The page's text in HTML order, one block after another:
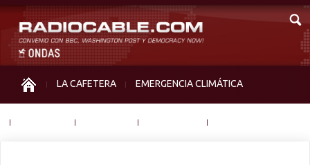
LA CAFETERA EMERGENCIA CLIMÁTICA